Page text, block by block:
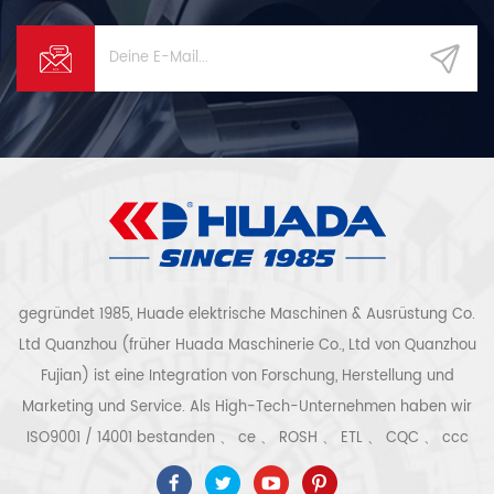
℃ Rauschen Pegel (dB (A))
68 ± 3 Antriebsmethode
Frequenzumwandlung
beginnt Elektrizität (V / Hz)
380V / 50Hz Maß (mm) 1400
* 1000 * 1580 Gewicht (kg)
800 Luftauslassrohr
1 / 2 '' 1 、 Firma Vorteil
Quanzhou Huade elektrische
Maschinen & Ausrüstung Co.,
Ltd Fujian prc (ehemals
Provinz Huada Maschinerie
Co., Ltd) befindet sich in der
Westküstenstadt
Quanzhou.Our Unternehmen
ist einer der professionellen
Hersteller von
Luftkompressoren mit dem
größten inländischen und die
Ausrüstung ist die
und den Druck.
gegründet 1985, Huade elektrische Maschinen & Ausrüstung Co.
Ltd Quanzhou (früher Huada Maschinerie Co., Ltd von Quanzhou
Fujian) ist eine Integration von Forschung, Herstellung und
Marketing und Service. Als High-Tech-Unternehmen haben wir
ISO9001 / 14001 bestanden 、 ce 、 ROSH 、 ETL 、 CQC 、 ccc
Qualitäts- und Sicherheitszertifizierung, High-Tech-